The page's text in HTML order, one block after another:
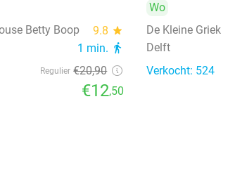
Betty Boop
9.8 star
1 min. directions_walk
Regulier €20,90
€12,50
Wo
De Kleine Griek
Delft
Verkocht: 524